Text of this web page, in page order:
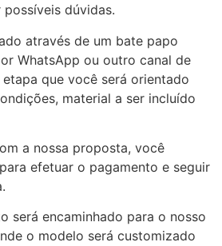
dúvidas.
através de um bate papo
WhatsApp ou outro canal de
que você será orientado
material a ser incluído
a nossa proposta, você
efetuar o pagamento e seguir
será encaminhado para o nosso
o modelo será customizado